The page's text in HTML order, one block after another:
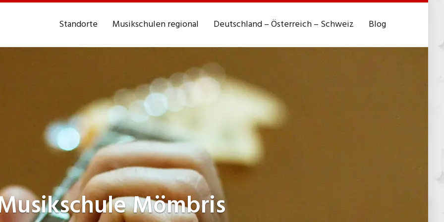
Standorte Musikschulen regional Deutschland – Österreich – Schweiz Blog
Mömbris